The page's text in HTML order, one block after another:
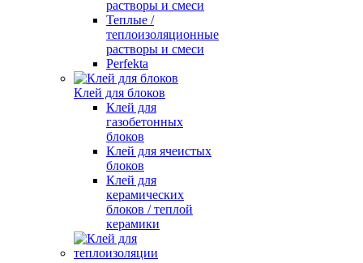
растворы и смеси
Теплые /
теплоизоляционные
растворы и смеси
Perfekta
Клей для блоков
Клей для
газобетонных
блоков
Клей для ячеистых
блоков
Клей для
керамических
блоков / теплой
керамики